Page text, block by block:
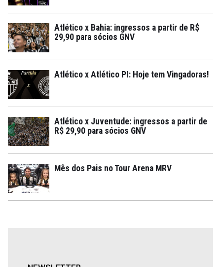
Atlético x Bahia: ingressos a partir de R$
29,90 para sócios GNV
Atlético x Atlético PI: Hoje tem Vingadoras!
Atlético x Juventude: ingressos a partir de
R$ 29,90 para sócios GNV
Mês dos Pais no Tour Arena MRV